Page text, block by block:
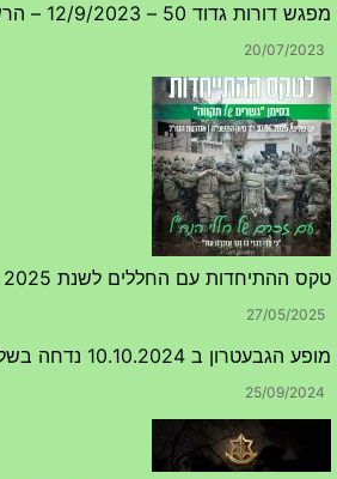
מפגש דורות גדוד 50 – 12/9/2023 – הרשמה
20/07/2023
טקס ההתיחדות עם החללים לשנת 2025 – 10 יוני 2025
27/05/2025
מופע הגבעטרון ב 10.10.2024 נדחה בשל המצב הבטחוני
25/09/2024